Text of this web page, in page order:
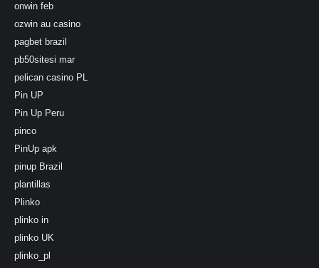
onwin feb
ozwin au casino
pagbet brazil
pb50sitesi mar
pelican casino PL
Pin UP
Pin Up Peru
pinco
PinUp apk
pinup Brazil
plantillas
Plinko
plinko in
plinko UK
plinko_pl